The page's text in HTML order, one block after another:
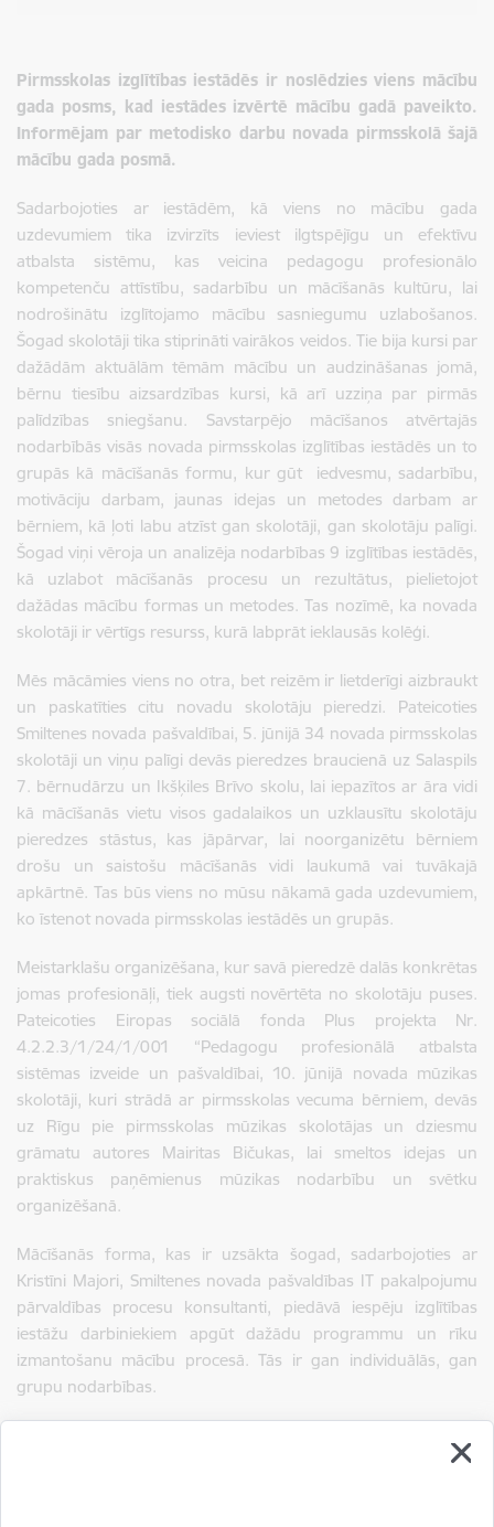
Pirmsskolas izglītības iestādēs ir noslēdzies viens mācību
gada posms, kad iestādes izvērtē mācību gadā paveikto.
Informējam par metodisko darbu novada pirmsskolā šajā
mācību gada posmā.
Sadarbojoties ar iestādēm, kā viens no mācību gada
uzdevumiem tika izvirzīts ieviest ilgtspējīgu un efektīvu
atbalsta sistēmu, kas veicina pedagogu profesionālo
kompetenču attīstību, sadarbību un mācīšanās kultūru, lai
nodrošinātu izglītojamo mācību sasniegumu uzlabošanos.
Šogad skolotāji tika stiprināti vairākos veidos. Tie bija kursi par
dažādām aktuālām tēmām mācību un audzināšanas jomā,
bērnu tiesību aizsardzības kursi, kā arī uzziņa par pirmās
palīdzības sniegšanu. Savstarpējo mācīšanos atvērtajās
nodarbībās visās novada pirmsskolas izglītības iestādēs un to
grupās kā mācīšanās formu, kur gūt iedvesmu, sadarbību,
motivāciju darbam, jaunas idejas un metodes darbam ar
bērniem, kā ļoti labu atzīst gan skolotāji, gan skolotāju palīgi.
Šogad viņi vēroja un analizēja nodarbības 9 izglītības iestādēs,
kā uzlabot mācīšanās procesu un rezultātus, pielietojot
dažādas mācību formas un metodes. Tas nozīmē, ka novada
skolotāji ir vērtīgs resurss, kurā labprāt ieklausās kolēģi.
Mēs mācāmies viens no otra, bet reizēm ir lietderīgi aizbraukt
un paskatīties citu novadu skolotāju pieredzi. Pateicoties
Smiltenes novada pašvaldībai, 5. jūnijā 34 novada pirmsskolas
skolotāji un viņu palīgi devās pieredzes braucienā uz Salaspils
7. bērnudārzu un Ikšķiles Brīvo skolu, lai iepazītos ar āra vidi
kā mācīšanās vietu visos gadalaikos un uzklausītu skolotāju
pieredzes stāstus, kas jāpārvar, lai noorganizētu bērniem
drošu un saistošu mācīšanās vidi laukumā vai tuvākajā
apkārtnē. Tas būs viens no mūsu nākamā gada uzdevumiem,
ko īstenot novada pirmsskolas iestādēs un grupās.
Meistarklašu organizēšana, kur savā pieredzē dalās konkrētas
jomas profesionāļi, tiek augsti novērtēta no skolotāju puses.
Pateicoties Eiropas sociālā fonda Plus projekta Nr.
4.2.2.3/1/24/1/001 “Pedagogu profesionālā atbalsta
sistēmas izveide un pašvaldībai, 10. jūnijā novada mūzikas
skolotāji, kuri strādā ar pirmsskolas vecuma bērniem, devās
uz Rīgu pie pirmsskolas mūzikas skolotājas un dziesmu
grāmatu autores Mairitas Bičukas, lai smeltos idejas un
praktiskus paņēmienus mūzikas nodarbību un svētku
organizēšanā.
Mācīšanās forma, kas ir uzsākta šogad, sadarbojoties ar
Kristīni Majori, Smiltenes novada pašvaldības IT pakalpojumu
pārvaldības procesu konsultanti, piedāvā iespēju izglītības
iestāžu darbiniekiem apgūt dažādu programmu un rīku
izmantošanu mācību procesā. Tās ir gan individuālās, gan
grupu nodarbības.
pieredzē un mācīšanās iespējām, šogad ir sapulcinājusi 33